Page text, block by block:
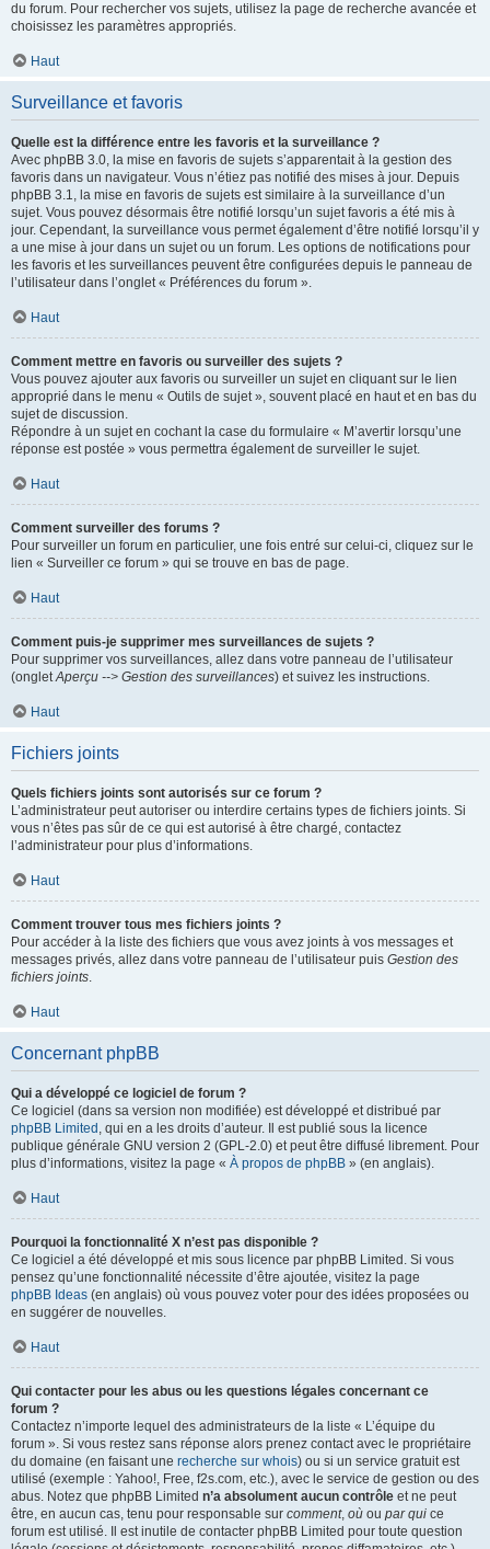
du forum. Pour rechercher vos sujets, utilisez la page de recherche avancée et
choisissez les paramètres appropriés.
Haut
Surveillance et favoris
Quelle est la différence entre les favoris et la surveillance ?
Avec phpBB 3.0, la mise en favoris de sujets s’apparentait à la gestion des
favoris dans un navigateur. Vous n’étiez pas notifié des mises à jour. Depuis
phpBB 3.1, la mise en favoris de sujets est similaire à la surveillance d’un
sujet. Vous pouvez désormais être notifié lorsqu’un sujet favoris a été mis à
jour. Cependant, la surveillance vous permet également d’être notifié lorsqu’il y
a une mise à jour dans un sujet ou un forum. Les options de notifications pour
les favoris et les surveillances peuvent être configurées depuis le panneau de
l’utilisateur dans l’onglet « Préférences du forum ».
Haut
Comment mettre en favoris ou surveiller des sujets ?
Vous pouvez ajouter aux favoris ou surveiller un sujet en cliquant sur le lien
approprié dans le menu « Outils de sujet », souvent placé en haut et en bas du
sujet de discussion.
Répondre à un sujet en cochant la case du formulaire « M’avertir lorsqu’une
réponse est postée » vous permettra également de surveiller le sujet.
Haut
Comment surveiller des forums ?
Pour surveiller un forum en particulier, une fois entré sur celui-ci, cliquez sur le
lien « Surveiller ce forum » qui se trouve en bas de page.
Haut
Comment puis-je supprimer mes surveillances de sujets ?
Pour supprimer vos surveillances, allez dans votre panneau de l’utilisateur
(ongletAperçu --> Gestion des surveillances) et suivez les instructions.
Haut
Fichiers joints
Quels fichiers joints sont autorisés sur ce forum ?
L’administrateur peut autoriser ou interdire certains types de fichiers joints. Si
vous n’êtes pas sûr de ce qui est autorisé à être chargé, contactez
l’administrateur pour plus d’informations.
Haut
Comment trouver tous mes fichiers joints ?
Pour accéder à la liste des fichiers que vous avez joints à vos messages et
messages privés, allez dans votre panneau de l’utilisateur puis Gestion des
fichiers joints.
Haut
Concernant phpBB
Qui a développé ce logiciel de forum ?
Ce logiciel (dans sa version non modifiée) est développé et distribué par
phpBB Limited , qui en a les droits d’auteur. Il est publié sous la licence
publique générale GNU version 2 (GPL-2.0) et peut être diffusé librement. Pour
plus d’informations, visitez la page « À propos de phpBB » (en anglais).
Haut
Pourquoi la fonctionnalité X n’est pas disponible ?
Ce logiciel a été développé et mis sous licence par phpBB Limited. Si vous
pensez qu’une fonctionnalité nécessite d’être ajoutée, visitez la page
phpBB Ideas (en anglais) où vous pouvez voter pour des idées proposées ou
en suggérer de nouvelles.
Haut
Qui contacter pour les abus ou les questions légales concernant ce
forum ?
Contactez n’importe lequel des administrateurs de la liste « L’équipe du
forum ». Si vous restez sans réponse alors prenez contact avec le propriétaire
du domaine (en faisant une recherche sur whois) ou si un service gratuit est
utilisé (exemple : Yahoo!, Free, f2s.com, etc.), avec le service de gestion ou des
abus. Notez que phpBB Limited n’a absolument aucun contrôle et ne peut
être, en aucun cas, tenu pour responsable sur comment, où ou par qui ce
forum est utilisé. Il est inutile de contacter phpBB Limited pour toute question